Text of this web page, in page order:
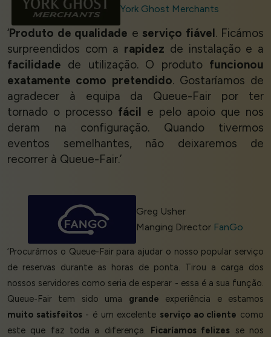
York Ghost Merchants
‘Produto de qualidade e serviço fiável. Ficámos
surpreendidos com a rapidez de instalação e a
facilidade de utilização. O produto funcionou
exatamente como pretendido. Gostaríamos de
agradecer à equipa da Queue-Fair por ter
tornado o processo fácil e pelo apoio que nos
deram na configuração. Quando tivermos
eventos semelhantes, não deixaremos de
recorrer à Queue-Fair.’
Greg Usher
Manging Director FanGo
‘Procurámos o Queue-Fair para ajudar o nosso popular serviço
de reservas durante as horas de ponta. Tirou a carga dos
nossos servidores como seria de esperar - essa é a sua função.
Queue-Fair tem sido uma grande experiência e estamos
muito satisfeitos- é um excelente serviço ao cliente como
este que faz toda a diferença. Ficaríamos felizes se nos